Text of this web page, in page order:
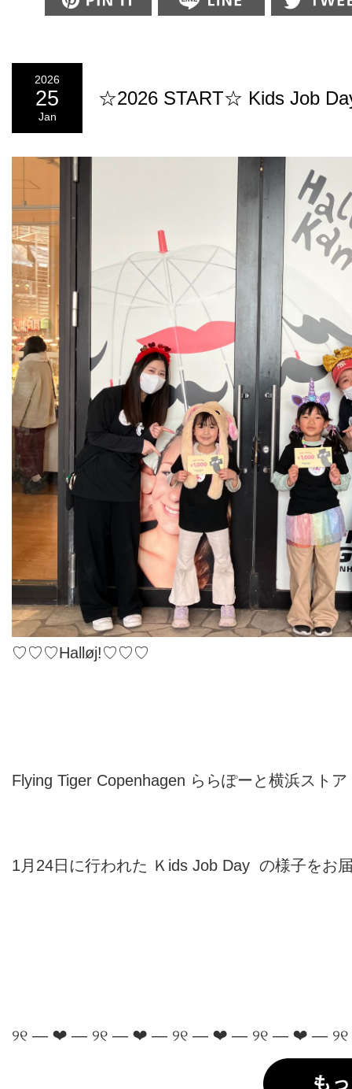
2026
25
Jan
☆2026 START☆ Kids Job
♡♡♡Halløj!♡♡♡
Flying Tiger Copenhagen ららぽーと横浜スト
1月24日に行われた Ｋids Job Day の様子をお
୨୧ — ❤︎ — ୨୧ — ❤︎ — ୨୧ — ❤︎ — ୨୧ — ❤︎ —